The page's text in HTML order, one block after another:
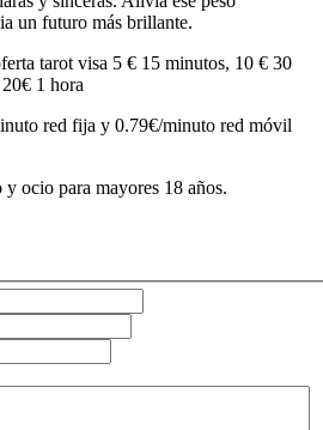
un futuro más brillante.
tarot visa 5 € 15 minutos, 10 € 30
1 hora
red fija y 0.79€/minuto red móvil
ocio para mayores 18 años.